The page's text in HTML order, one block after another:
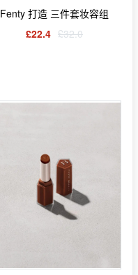
Fenty 打造 三件套妆容组
£22.4 £32.0